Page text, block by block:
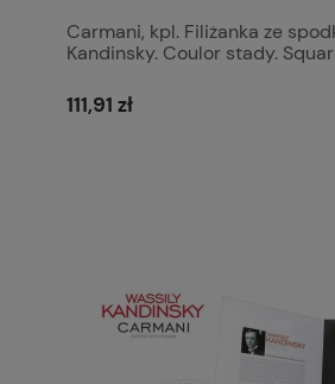
Carmani, kpl. Filiżanka ze
Kandinsky. Coulor stady.
111,91 zł